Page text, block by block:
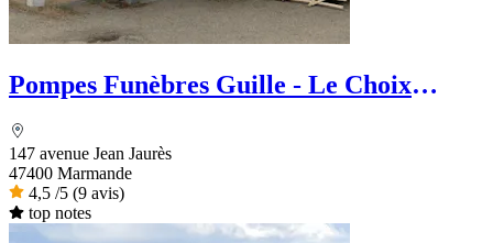
Pompes Funèbres Guille - Le Choix
147 avenue Jean Jaurès
47400 Marmande
4,5 /5 (9 avis)
top notes